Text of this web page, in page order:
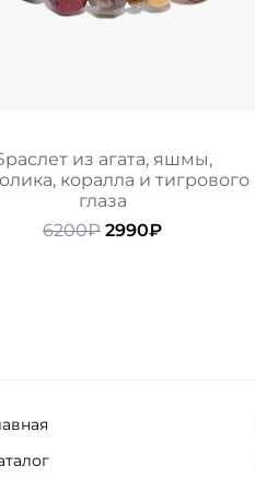
из агата, яшмы,
коралла и тигрового
глаза
6200₽ Первоначальная
2990₽Текущая